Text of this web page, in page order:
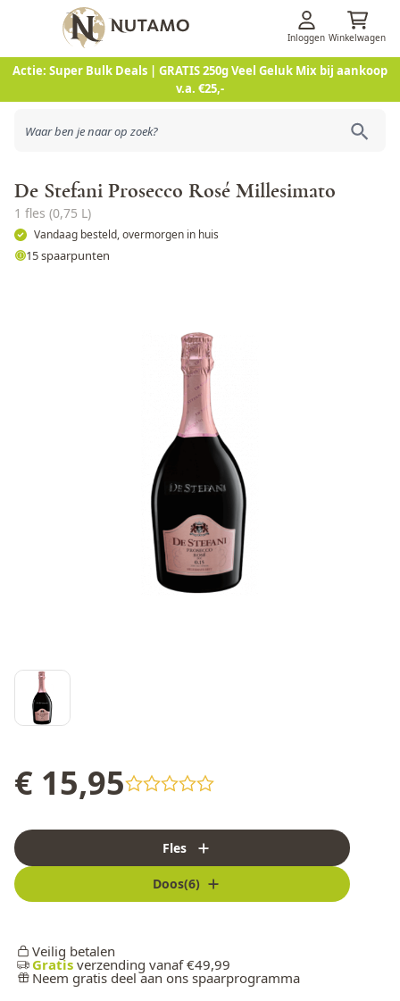
Actie: Super Bulk Deals | GRATIS 250g Veel Geluk Mix bij aankoop
v.a. €25,-
Ga naar de inhoud
Inloggen Winkelwagen
De Stefani Prosecco Rosé Millesimato
1 fles (0,75 L)
Vandaag besteld, overmorgen in huis
15 spaarpunten
€ 15,95
Fles
Doos(6)
Veilig betalen
Gratis verzending vanaf €49,99
Neem gratis deel aan ons spaarprogramma